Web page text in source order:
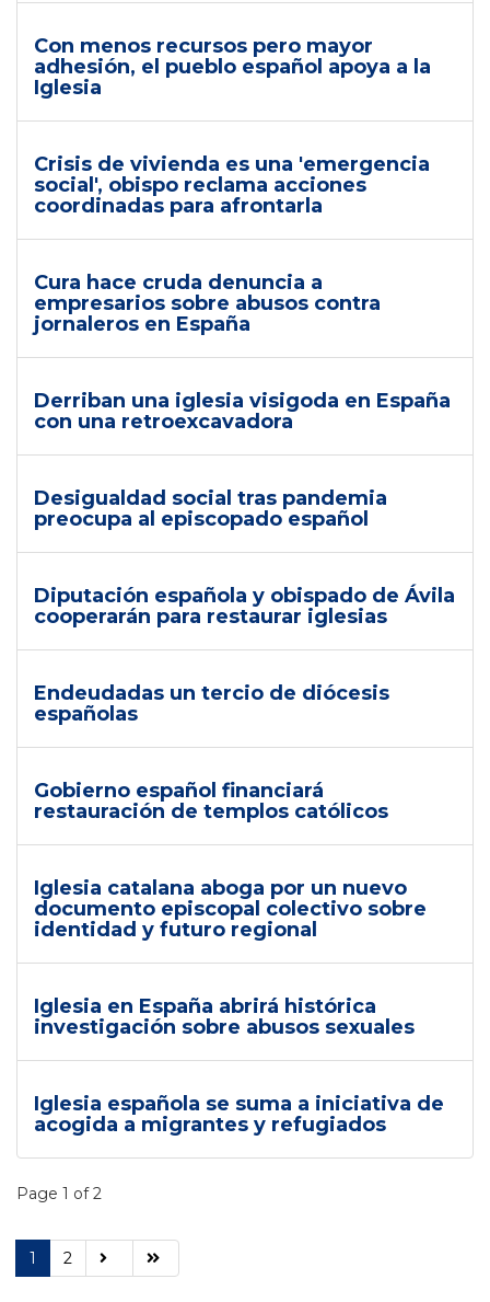
Con menos recursos pero mayor
adhesión, el pueblo español apoya a la
Iglesia
Crisis de vivienda es una 'emergencia
social', obispo reclama acciones
coordinadas para afrontarla
Cura hace cruda denuncia a
empresarios sobre abusos contra
jornaleros en España
Derriban una iglesia visigoda en España
con una retroexcavadora
Desigualdad social tras pandemia
preocupa al episcopado español
Diputación española y obispado de Ávila
cooperarán para restaurar iglesias
Endeudadas un tercio de diócesis
españolas
Gobierno español financiará
restauración de templos católicos
Iglesia catalana aboga por un nuevo
documento episcopal colectivo sobre
identidad y futuro regional
Iglesia en España abrirá histórica
investigación sobre abusos sexuales
Iglesia española se suma a iniciativa de
acogida a migrantes y refugiados
Page 1 of 2
1 2